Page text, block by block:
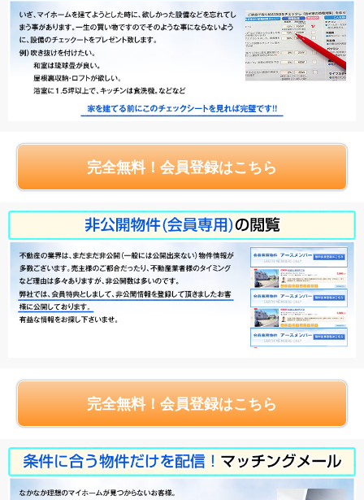
完全無料！会員登録はこちら
完全無料！会員登録はこちら